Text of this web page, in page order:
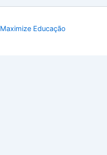
Maximize Educação